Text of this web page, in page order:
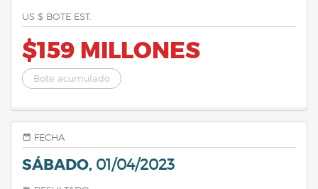
US $ BOTE EST.
$159 MILLONES
Bote acumulado
FECHA
SÁBADO, 01/04/2023